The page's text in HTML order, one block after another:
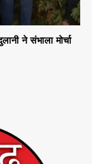
ने संभाला मोर्चा